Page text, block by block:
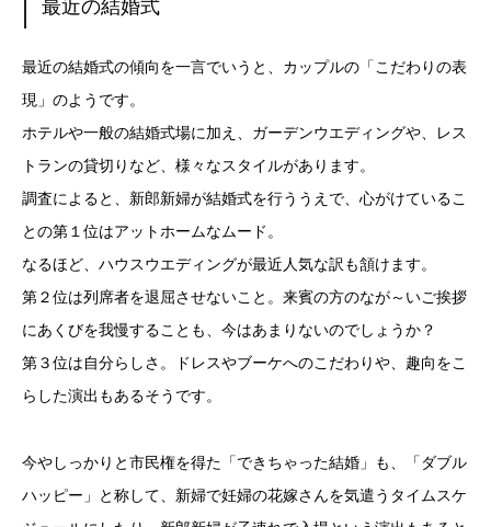
最近の結婚式
最近の結婚式の傾向を一言でいうと、カップルの「こだわりの表
現」のようです。
ホテルや一般の結婚式場に加え、ガーデンウエディングや、レス
トランの貸切りなど、様々なスタイルがあります。
調査によると、新郎新婦が結婚式を行ううえで、心がけているこ
との第１位はアットホームなムード。
なるほど、ハウスウエディングが最近人気な訳も頷けます。
第２位は列席者を退屈させないこと。来賓の方のなが～いご挨拶
にあくびを我慢することも、今はあまりないのでしょうか？
第３位は自分らしさ。ドレスやブーケへのこだわりや、趣向をこ
らした演出もあるそうです。
今やしっかりと市民権を得た「できちゃった結婚」も、「ダブル
ハッピー」と称して、新婦で妊婦の花嫁さんを気遣うタイムスケ